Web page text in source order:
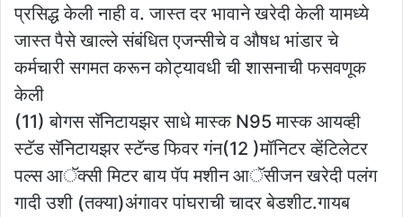
प्रसिद्ध केली नाही व. जास्त दर भावाने खरेदी केली यामध्ये
जास्त पैसे खाल्ले संबंधित एजन्सीचे व औषध भांडार चे
कर्मचारी सगमत करून कोट्यावधी ची शासनाची फसवणूक
केली
(11) बोगस सॅनिटायझर साधे मास्क N95 मास्क आयव्ही
स्टॅड सॅनिटायझर स्टॅन्ड फिवर गंन(12 )मॉनिटर व्हेंटिलेटर
पल्स आॅक्सी मिटर बाय पॅप मशीन आॅसीजन खरेदी पलंग
गादी उशी (तक्या)अंगावर पांघराची चादर बेडशीट.गायब